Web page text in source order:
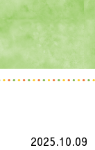
2025.10.09